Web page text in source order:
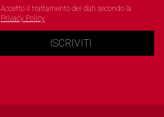
Accetto il trattamento dei dati secondo la
Privacy Policy
ISCRIVITI